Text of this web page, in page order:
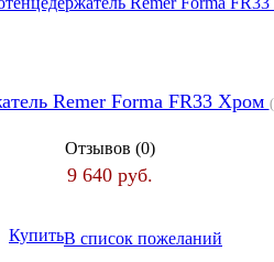
Remer Forma FR33 Хром
Отзывов (0)
9 640 руб.
КупитьВ список пожеланий